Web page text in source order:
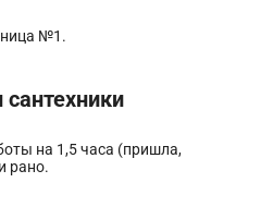
№1.
на 1,5 часа (пришла,
рано.